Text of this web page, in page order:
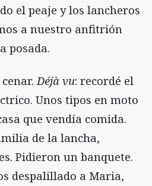
el peaje y los lancheros
a nuestro anfitrión
posada.
Déjà vu: recordé el
Unos tipos en moto
que vendía comida.
de la lancha,
Pidieron un banquete.
despalillado a Maria,